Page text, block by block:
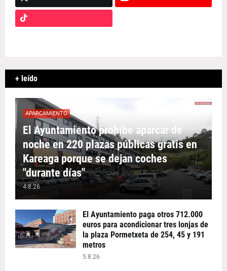
+ leído
APARCAMIENTO
El Ayuntamiento prohíbe aparcar de
noche en 220 plazas públicas gratis en
Kareaga porque se dejan coches
"durante días"
4.8.26
El Ayuntamiento paga otros 712.000
euros para acondicionar tres lonjas de
la plaza Pormetxeta de 254, 45 y 191
metros
5.8.26